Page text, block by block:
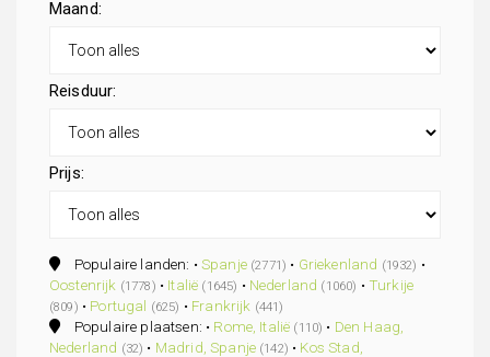
Maand:
Reisduur:
Prijs:
Populaire landen: •Spanje (2771) • Griekenland (1932) •
Oostenrijk (1778) • Italië (1645) • Nederland (1060) • Turkije
(809) • Portugal (625) • Frankrijk (441)
Populaire plaatsen: • Rome, Italië (110) • Den Haag,
Nederland (32) • Madrid, Spanje (142) • Kos Stad,